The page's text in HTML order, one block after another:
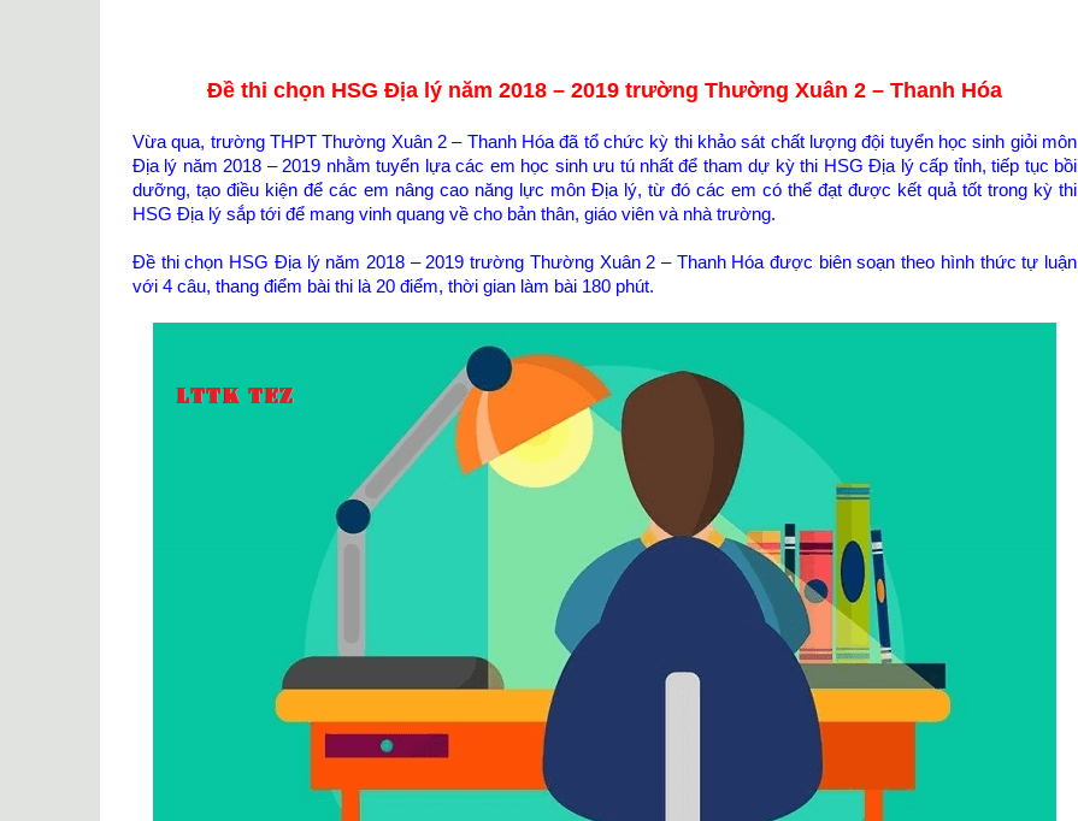
Đề thi chọn HSG Địa lý năm 2018 – 2019 trường Thường Xuân 2 – Thanh Hóa
Vừa qua, trường THPT Thường Xuân 2 – Thanh Hóa đã tổ chức kỳ thi khảo sát chất lượng đội tuyển học sinh giỏi môn
Địa lý năm 2018 – 2019 nhằm tuyển lựa các em học sinh ưu tú nhất để tham dự kỳ thi HSG Địa lý cấp tỉnh, tiếp tục bồi
dưỡng, tạo điều kiện để các em nâng cao năng lực môn Địa lý, từ đó các em có thể đạt được kết quả tốt trong kỳ thi
HSG Địa lý sắp tới để mang vinh quang về cho bản thân, giáo viên và nhà trường.
Đề thi chọn HSG Địa lý năm 2018 – 2019 trường Thường Xuân 2 – Thanh Hóa được biên soạn theo hình thức tự luận
với 4 câu, thang điểm bài thi là 20 điểm, thời gian làm bài 180 phút.